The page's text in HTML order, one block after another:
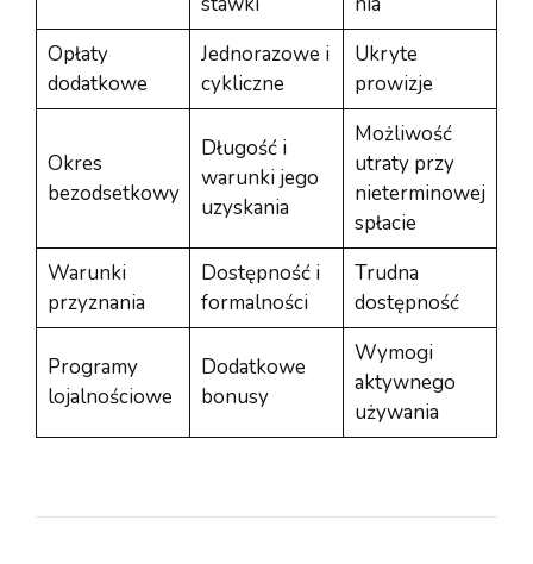
Opłaty
dodatkowe
Jednorazowe i
cykliczne
Ukryte
prowizje
Okres
bezodsetkowy
Długość i
warunki jego
uzyskania
Możliwość
utraty przy
nieterminowej
spłacie
Warunki
przyznania
Dostępność i
formalności
Trudna
dostępność
Programy
lojalnościowe
Dodatkowe
bonusy
Wymogi
aktywnego
używania